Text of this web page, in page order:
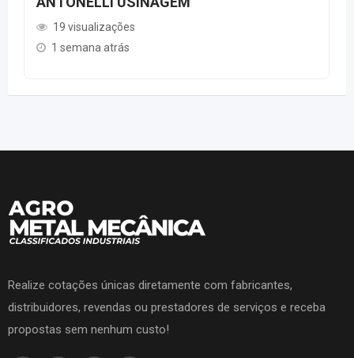
19 visualizações
1 semana atrás
Realize cotações únicas diretamente com fabricantes,
distribuidores, revendas ou prestadores de serviços e receba
propostas sem nenhum custo!